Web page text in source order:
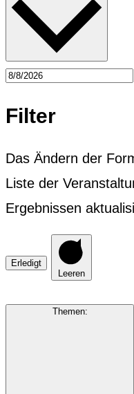
Filter
Das Ändern der
Liste der
Ergebnissen
Erledigt
Leeren
Themen: